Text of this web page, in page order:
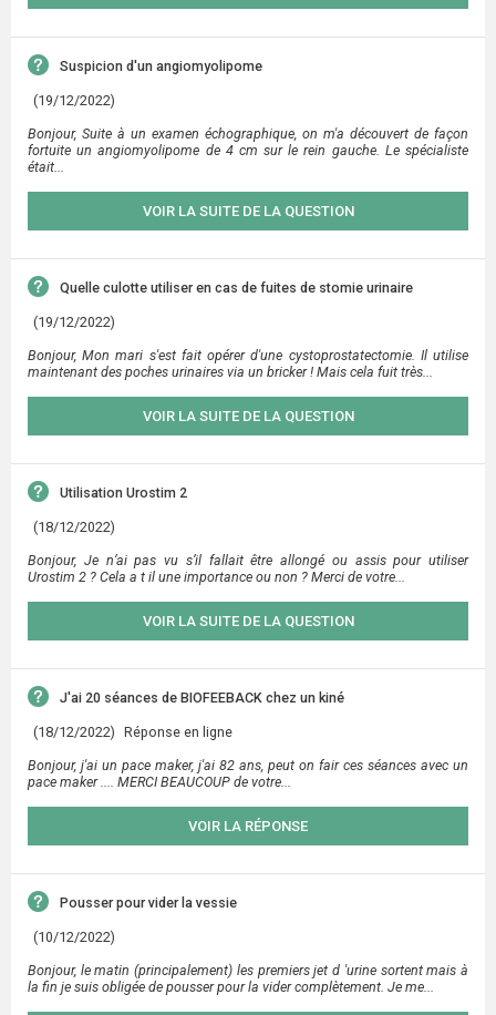
Suspicion d'un angiomyolipome
(19/12/2022)
Bonjour, Suite à un examen échographique, on m'a découvert de façon
fortuite un angiomyolipome de 4 cm sur le rein gauche. Le spécialiste
était...
VOIR LA SUITE DE LA QUESTION
Quelle culotte utiliser en cas de fuites de stomie urinaire
(19/12/2022)
Bonjour, Mon mari s'est fait opérer d'une cystoprostatectomie. Il utilise
maintenant des poches urinaires via un bricker ! Mais cela fuit très...
VOIR LA SUITE DE LA QUESTION
Utilisation Urostim 2
(18/12/2022)
Bonjour, Je n’ai pas vu s’il fallait être allongé ou assis pour utiliser
Urostim 2 ? Cela a t il une importance ou non ? Merci de votre...
VOIR LA SUITE DE LA QUESTION
J'ai 20 séances de BIOFEEBACK chez un kiné
(18/12/2022) Réponse en ligne
Bonjour, j'ai un pace maker, j'ai 82 ans, peut on fair ces séances avec un
pace maker .... MERCI BEAUCOUP de votre...
VOIR LA RÉPONSE
Pousser pour vider la vessie
(10/12/2022)
Bonjour, le matin (principalement) les premiers jet d 'urine sortent mais à
la fin je suis obligée de pousser pour la vider complètement. Je me...